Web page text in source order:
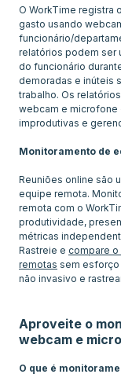
O WorkTime registra
gasto usando
funcionário/
relatórios podem ser
do funcionário
demoradas e inúteis
trabalho. Os
webcam e microfone
improdutivas e
Monitoramento de
Reuniões online são
equipe remota.
remota com o
produtividade,
métricas
Rastreie e compare
remotas sem esforço
não invasivo e
Aproveite o
webcam e
O que é